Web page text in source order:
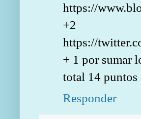
https://
+2
https://
+ 1 por sumar
total 14 puntos
Responder